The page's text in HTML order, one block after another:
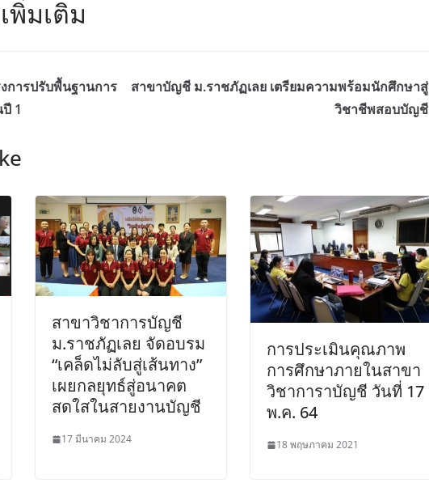
พิ่มเติม
การปรับพื้นฐานการ
1
สาขาบัญชี ม.ราชภัฏเลย เตรียมความพร้อมนักศึกษาสู่
วิชาชีพสอบบัญชี
สาขาวิชาการบัญชี
ม.ราชภัฏเลย จัดอบรม
“เคล็ดไม่ลับสู่เส้นทาง”
เผยกลยุทธ์สู่อนาคต
สดใสในสายงานบัญชี
17 มีนาคม 2024
การประเมินคุณภาพ
การศึกษาภายในสาขา
วิชาการาบัญชี วันที่ 17
พ.ค. 64
18 พฤษภาคม 2021